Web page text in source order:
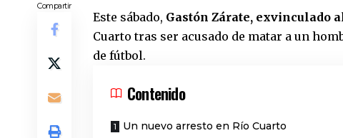
Compartir
Este sábado, Gastón Zárate, exvinculado
Cuarto tras ser acusado de matar a un
de fútbol.
Contenido
Un nuevo arresto en Río Cuarto